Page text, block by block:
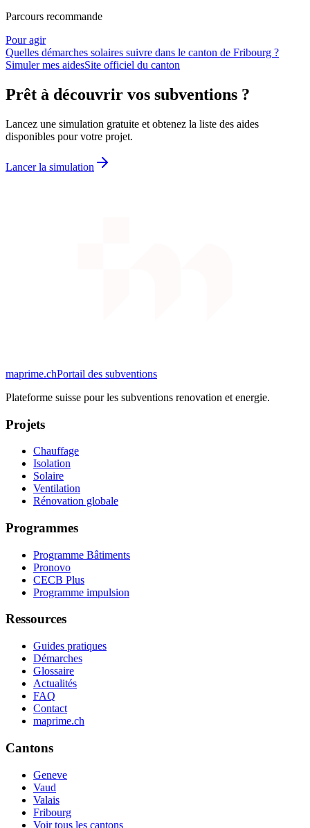
Parcours recommande
Pour agir
Quelles démarches solaires suivre dans le canton de Fribourg ?
Simuler mes aidesSite officiel du canton
Prêt à découvrir vos subventions ?
Lancez une simulation gratuite et obtenez la liste des aides
disponibles pour votre projet.
Lancer la simulation
maprime.chPortail des subventions
Plateforme suisse pour les subventions renovation et energie.
Projets
Chauffage
Isolation
Solaire
Ventilation
Rénovation globale
Programmes
Programme Bâtiments
Pronovo
CECB Plus
Programme impulsion
Ressources
Guides pratiques
Démarches
Glossaire
Actualités
FAQ
Contact
maprime.ch
Cantons
Geneve
Vaud
Valais
Fribourg
Voir tous les cantons